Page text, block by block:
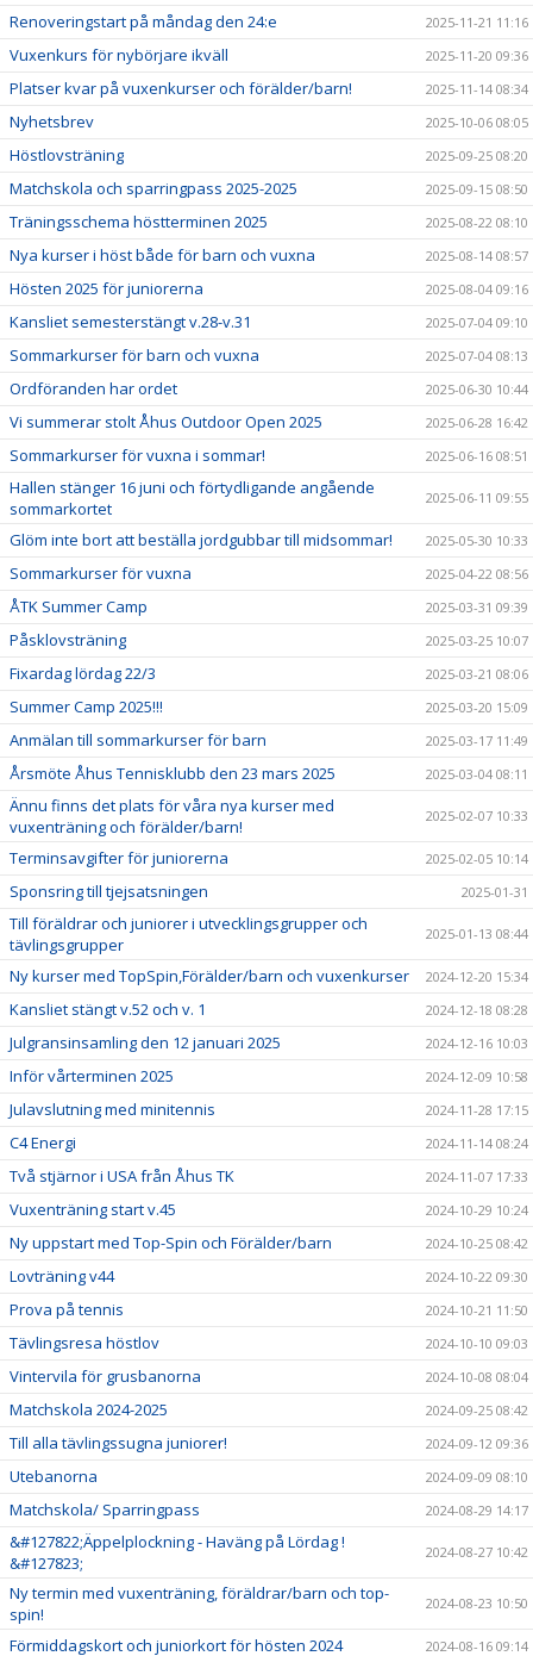
Renoveringstart på måndag den 24:e 2025-11-21 11:16
Vuxenkurs för nybörjare ikväll 2025-11-20 09:36
Platser kvar på vuxenkurser och förälder/barn! 2025-11-14 08:34
Nyhetsbrev 2025-10-06 08:05
Höstlovsträning 2025-09-25 08:20
Matchskola och sparringpass 2025-2025 2025-09-15 08:50
Träningsschema höstterminen 2025 2025-08-22 08:10
Nya kurser i höst både för barn och vuxna 2025-08-14 08:57
Hösten 2025 för juniorerna 2025-08-04 09:16
Kansliet semesterstängt v.28-v.31 2025-07-04 09:10
Sommarkurser för barn och vuxna 2025-07-04 08:13
Ordföranden har ordet 2025-06-30 10:44
Vi summerar stolt Åhus Outdoor Open 2025 2025-06-28 16:42
Sommarkurser för vuxna i sommar! 2025-06-16 08:51
Hallen stänger 16 juni och förtydligande angående
sommarkortet
2025-06-11 09:55
Glöm inte bort att beställa jordgubbar till midsommar! 2025-05-30 10:33
Sommarkurser för vuxna 2025-04-22 08:56
ÅTK Summer Camp 2025-03-31 09:39
Påsklovsträning 2025-03-25 10:07
Fixardag lördag 22/3 2025-03-21 08:06
Summer Camp 2025!!! 2025-03-20 15:09
Anmälan till sommarkurser för barn 2025-03-17 11:49
Årsmöte Åhus Tennisklubb den 23 mars 2025 2025-03-04 08:11
Ännu finns det plats för våra nya kurser med
vuxenträning och förälder/barn!
2025-02-07 10:33
Terminsavgifter för juniorerna 2025-02-05 10:14
Sponsring till tjejsatsningen 2025-01-31
Till föräldrar och juniorer i utvecklingsgrupper och
tävlingsgrupper
2025-01-13 08:44
Ny kurser med TopSpin,Förälder/barn och vuxenkurser 2024-12-20 15:34
Kansliet stängt v.52 och v. 1 2024-12-18 08:28
Julgransinsamling den 12 januari 2025 2024-12-16 10:03
Inför vårterminen 2025 2024-12-09 10:58
Julavslutning med minitennis 2024-11-28 17:15
C4 Energi 2024-11-14 08:24
Två stjärnor i USA från Åhus TK 2024-11-07 17:33
Vuxenträning start v.45 2024-10-29 10:24
Ny uppstart med Top-Spin och Förälder/barn 2024-10-25 08:42
Lovträning v44 2024-10-22 09:30
Prova på tennis 2024-10-21 11:50
Tävlingsresa höstlov 2024-10-10 09:03
Vintervila för grusbanorna 2024-10-08 08:04
Matchskola 2024-2025 2024-09-25 08:42
Till alla tävlingssugna juniorer! 2024-09-12 09:36
Utebanorna 2024-09-09 08:10
Matchskola/ Sparringpass 2024-08-29 14:17
&#127822;Äppelplockning - Haväng på Lördag !
&#127823;
2024-08-27 10:42
Ny termin med vuxenträning, föräldrar/barn och top-
spin!
2024-08-23 10:50
Förmiddagskort och juniorkort för hösten 2024 2024-08-16 09:14